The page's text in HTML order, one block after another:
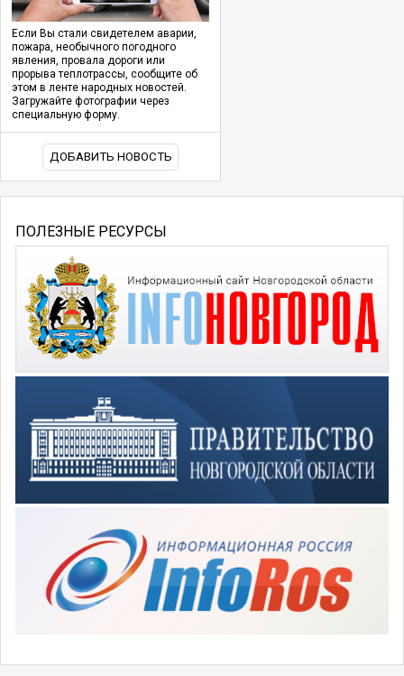
Если Вы стали свидетелем аварии,
пожара, необычного погодного
явления, провала дороги или
прорыва теплотрассы, сообщите об
этом в ленте народных новостей.
Загружайте фотографии через
специальную форму.
ДОБАВИТЬ НОВОСТЬ
ПОЛЕЗНЫЕ РЕСУРСЫ